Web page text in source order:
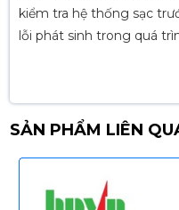
kiểm tra hệ thống sạc
lỗi phát sinh trong quá
SẢN PHẨM LIÊN